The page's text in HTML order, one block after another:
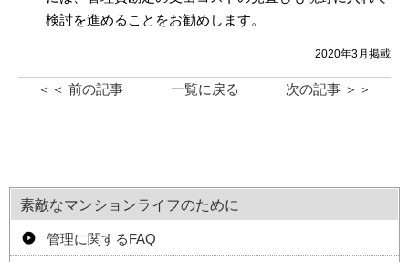
検討を進めることをお勧めします。
2020年3月掲載
＜＜ 前の記事 一覧に戻る 次の記事 ＞＞
素敵なマンションライフのために
管理に関するFAQ